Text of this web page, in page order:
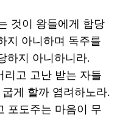
것이 왕들에게 합당
지 아니하며 독주를
하지 아니하니라.
리고 고난 받는 자들
게 할까 염려하노라.
포도주는 마음이 무